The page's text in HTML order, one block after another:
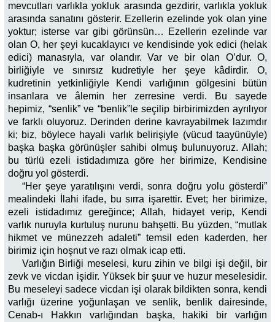
mevcutları varlıkla yokluk arasında gezdirir, varlıkla yokluk
arasında sanatını gösterir. Ezellerin ezelinde yok olan yine
yoktur; isterse var gibi görünsün… Ezellerin ezelinde var
olan O, her şeyi kucaklayıcı ve kendisinde yok edici (helak
edici) manasıyla, var olandır. Var ve bir olan O’dur. O,
birliğiyle ve sınırsız kudretiyle her şeye kâdirdir. O,
kudretinin yetkinliğiyle Kendi varlığının gölgesini bütün
insanlara ve âlemin her zerresine verdi. Bu sayede
hepimiz, “senlik” ve “benlik”le seçilip birbirimizden ayrılıyor
ve farklı oluyoruz. Derinden derine kavrayabilmek lazımdır
ki; biz, böylece hayali varlık belirişiyle (vücud taayünüyle)
başka başka görünüşler sahibi olmuş bulunuyoruz. Allah;
bu türlü ezeli istidadımıza göre her birimize, Kendisine
doğru yol gösterdi.
“Her şeye yaratılışını verdi, sonra doğru yolu gösterdi”
mealindeki İlahi ifade, bu sırra işarettir. Evet; her birimize,
ezeli istidadımız gereğince; Allah, hidayet verip, Kendi
varlık nuruyla kurtuluş nurunu bahşetti. Bu yüzden, “mutlak
hikmet ve münezzeh adaleti” temsil eden kaderden, her
birimiz için hoşnut ve razı olmak icap etti.
Varlığın Birliği meselesi, kuru zihin ve bilgi işi değil, bir
zevk ve vicdan işidir. Yüksek bir şuur ve huzur meselesidir.
Bu meseleyi sadece vicdan işi olarak bildikten sonra, kendi
varlığı üzerine yoğunlaşan ve senlik, benlik dairesinde,
Cenab-ı Hakkın varlığından başka, hakiki bir varlığın